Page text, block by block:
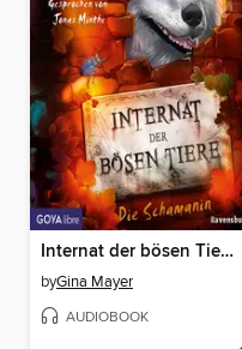
Internat der bösen Tiere. Die Schamanin [Band 5 (Ungekürzt)]
byGina Mayer
AUDIOBOOK